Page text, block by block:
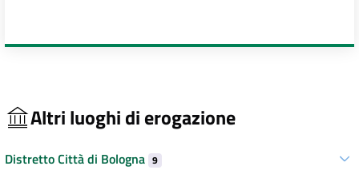
Altri luoghi di erogazione
Distretto Città di Bologna 9